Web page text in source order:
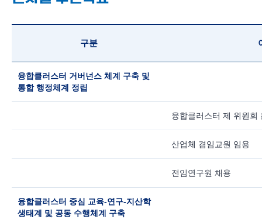
구분
융합클러스터 거버넌스 체계 구축 및
통합 행정체계 정립
융합클러스터 제 위원회
산업체 겸임교원 임용
전임연구원 채용
융합클러스터 중심 교육-연구-지산학
생태계 및 공동 수행체계 구축